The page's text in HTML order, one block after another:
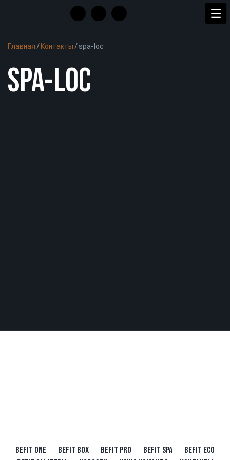
Главная / Контакты /spa-loc
SPA-LOC
BEFIT ONE BEFIT BOX BEFIT PRO BEFIT SPA
BEFIT ECO